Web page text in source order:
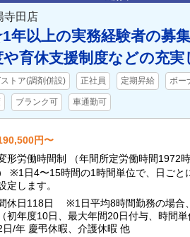
寺田店
年以上の実務経験者の募
や育休支援制度などの充
ストア(調剤併設) 正社員 定期昇給 ボー
ブランク可 車通勤可
円〜
形労働時間制 （年間所定労働時間1972
※1日4〜15時間の1時間単位で、日ごと
定します。
休日118日 ※1日平均8時間勤務の場合
初年度10日、最大年間20日付与、時間
日/年 慶弔休暇、介護休暇 他